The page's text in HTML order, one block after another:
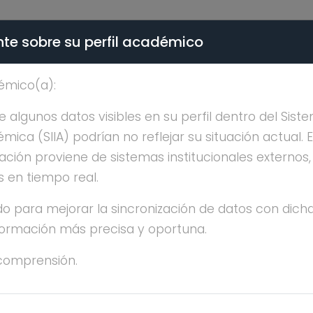
- PÚBLICO
MARINO VADILLO
MARINO VADILLO BELLO
sobre su perfil académico
algunos datos visibles en su perfil dentro del
(SIIA) podrían no reflejar su situación actual.
proviene de sistemas institucionales
en tiempo real.
para mejorar la sincronización de datos con
más precisa y oportuna.